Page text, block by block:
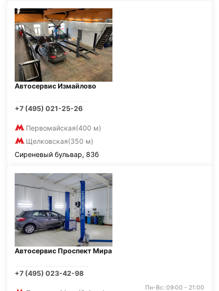
Автосервис Измайлово
+7 (495) 021-25-26
Первомайская(400 м)
Щелковская(350 м)
Сиреневый бульвар, 83б
Автосервис Проспект Мира
+7 (495) 023-42-98
Пн-Вс: 09:00 - 21:00